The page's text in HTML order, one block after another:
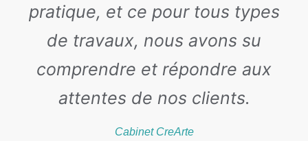
pratique, et ce pour tous types
de travaux, nous avons su
comprendre et répondre aux
attentes de nos clients.
Cabinet CreArte